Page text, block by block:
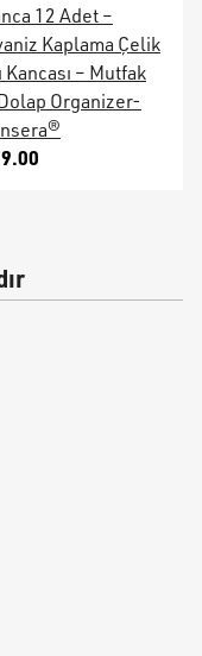
12 Adet –
Kaplama Çelik
Kancası – Mutfak
Organizer-